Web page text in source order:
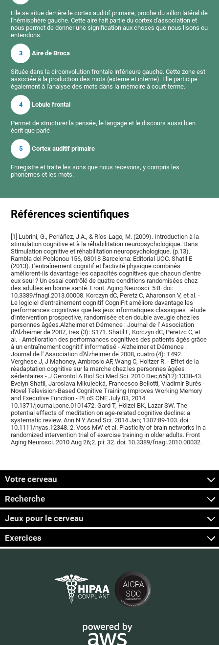
Elle se situe derrière le cortex auditif primaire, proche du sillon latéral de
l'hémisphère gauche. Cette aire fait partie du cortex d'association et
nous permet de donner une signification aux choses que nous lisons ou
entendons.
3 Aire de Broca
Située dans la circonvolution frontale inférieure gauche. Cette zone est
associée à la production des mots (externe et interne). Elle participe
également à l'analyse des mots dans la mémoire à court-terme.
4 Lobule frontal
Permet de structurer la pensée, le langage et le discours aussi bien
écrit que parlé
5 Cortex auditif primaire
Enregistre et traite les sons que nous recevons, y compris les
phonèmes et les mots.
Références scientifiques
[1] Lubrini, G., Periáñez, J.A., & Ríos-Lago, M. (2009). Introduction à la
stimulation cognitive et à la réhabilitation neuropsychologique. Dans
Stimulation cognitive et réhabilitation neuropsychologique. (p.13).
Rambla del Poblenou 156, 08018 Barcelona: Editorial UOC. Shatil E
(2013). L'entraînement cognitif et l'activité physique combinés
améliorent-ils davantage les capacités cognitives que chacun d'entre
eux seul ? Un essai contrôlé de quatre conditions randomisées chez
des adultes en bonne santé. Front. Aging Neurosci. 5:8. doi:
10.3389/fnagi.2013.00008. Korczyn dC, Peretz C, Aharonson V, et al. -
Le logiciel d'entraînement cognitif CogniFit améliore davantage les
performances cognitives que les jeux informatiques classiques : étude
d'intervention prospective, randomisée et en double aveugle chez les
personnes âgées.Alzheimer et Démence : Journal de l' Association
d'Alzheimer de 2007, tres (3): S171. Shatil E, Korczyn dC, Peretzc C, et
al. - Amélioration des performances cognitives des patients âgés grâce
à un entraînement cognitif informatisé - Alzheimer et Démence :
Journal de l' Association d'Alzheimer de 2008, cuatro (4): T492.
Verghese J, J Mahoney, Ambrosio AF, Wang C, Holtzer R. - Effet de la
réadaptation cognitive sur la marche chez les personnes âgées
sédentaires - J Gerontol A Biol Sci Med Sci. 2010 Dec;65(12):1338-43.
Evelyn Shatil, Jaroslava Mikulecká, Francesco Bellotti, Vladimír Burěs -
Novel Television-Based Cognitive Training Improves Working Memory
and Executive Function - PLoS ONE July 03, 2014.
10.1371/journal.pone.0101472. Gard T, Hölzel BK, Lazar SW. The
potential effects of meditation on age-related cognitive decline: a
systematic review. Ann N Y Acad Sci. 2014 Jan; 1307:89-103. doi:
10.1111/nyas.12348. 2. Voss MW et al. Plasticity of brain networks in a
randomized intervention trial of exercise training in older adults. Front
Aging Neurosci. 2010 Aug 26;2. pii: 32. doi: 10.3389/fnagi.2010.00032.
Votre cerveau
Recherche
Jeux pour le cerveau
Exercices